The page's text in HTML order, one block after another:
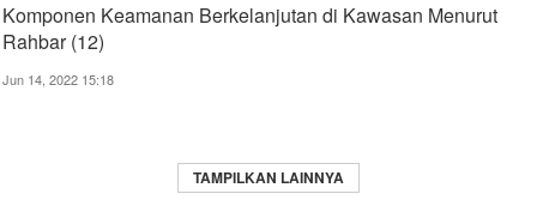
Komponen Keamanan Berkelanjutan di Kawasan Menurut
Rahbar (12)
Jun 14, 2022 15:18
TAMPILKAN LAINNYA